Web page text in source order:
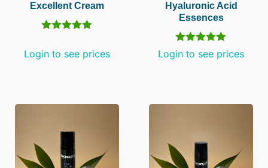
Excellent Cream
uit 5
Login to see prices
Hyaluronic Acid
Essences
Gewaardeerd
5.00
Login to see prices